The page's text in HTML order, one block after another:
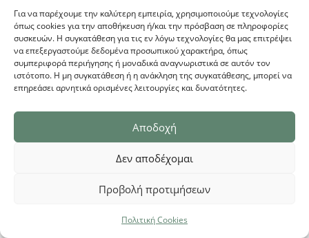
Για να παρέχουμε την καλύτερη εμπειρία, χρησιμοποιούμε τεχνολογίες
όπως cookies για την αποθήκευση ή/και την πρόσβαση σε πληροφορίες
συσκευών. Η συγκατάθεση για τις εν λόγω τεχνολογίες θα μας επιτρέψει
να επεξεργαστούμε δεδομένα προσωπικού χαρακτήρα, όπως
συμπεριφορά περιήγησης ή μοναδικά αναγνωριστικά σε αυτόν τον
ιστότοπο. Η μη συγκατάθεση ή η ανάκληση της συγκατάθεσης, μπορεί να
επηρεάσει αρνητικά ορισμένες λειτουργίες και δυνατότητες.
Αποδοχή
Δεν αποδέχομαι
Προβολή προτιμήσεων
Πολιτική Cookies
• Επιθετικά τεντώματα πάνω στον πόνο ή
επώδυνα “κρακ” αυχένα/πλάτης
• Βάρη και overhead κινήσεις αν ο πόνος
ερεθίζεται εύκολα
• Μασάζ με υπερβολική πίεση όταν η
• Να το αγνοείς όταν συνοδεύεται από
επικίνδυνα συνοδά συμπτώματα